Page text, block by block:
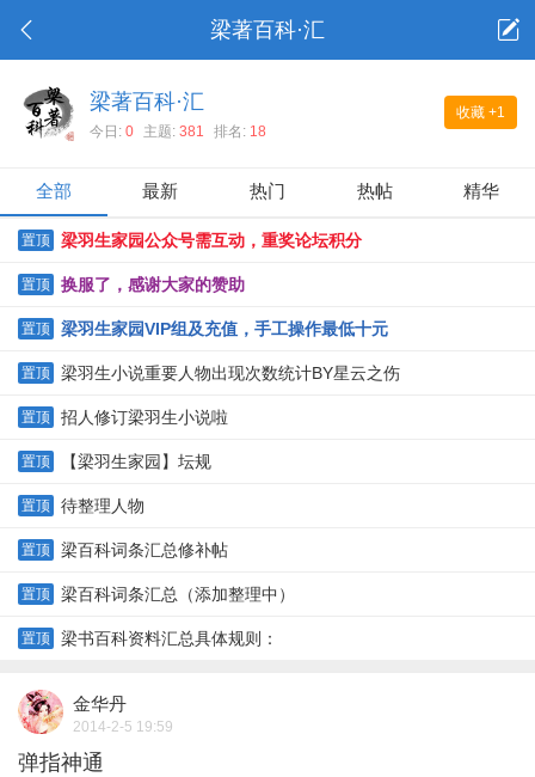
梁著百科·汇
收藏 +1
梁著百科·汇
今日: 0 主题: 381 排名: 18
全部 最新 热门 热帖 精华
置顶 梁羽生家园公众号需互动，重奖论坛积分
置顶 换服了，感谢大家的赞助
置顶 梁羽生家园VIP组及充值，手工操作最低十元
置顶 梁羽生小说重要人物出现次数统计BY星云之伤
置顶 招人修订梁羽生小说啦
置顶 【梁羽生家园】坛规
置顶 待整理人物
置顶 梁百科词条汇总修补帖
置顶 梁百科词条汇总（添加整理中）
置顶 梁书百科资料汇总具体规则：
金华丹
2014-2-5 19:59
弹指神通